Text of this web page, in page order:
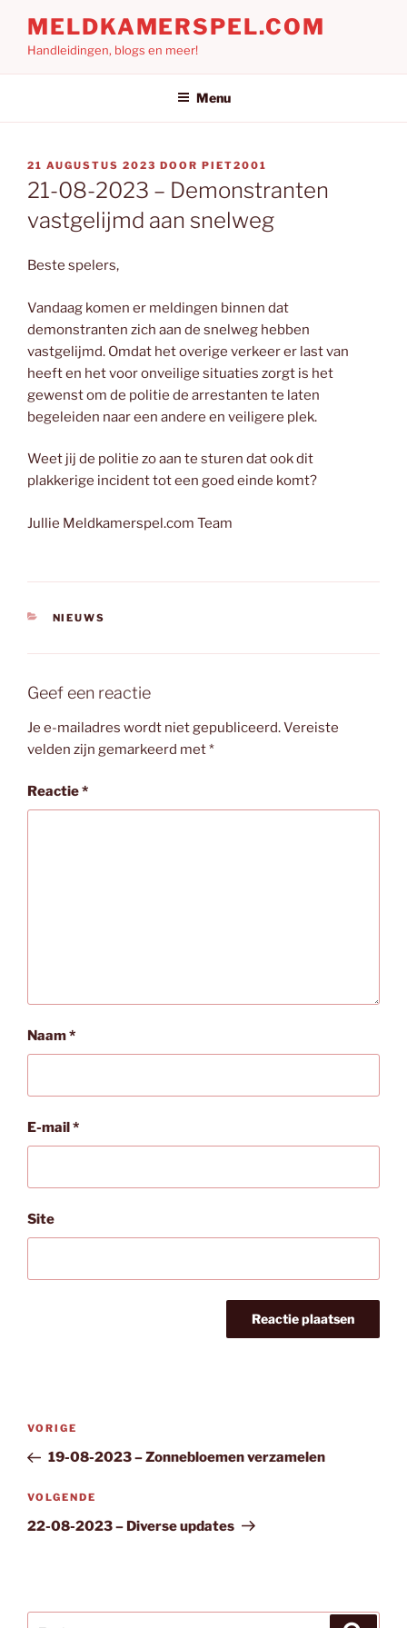
inhoud
MELDKAMERSPEL.COM
Handleidingen, blogs en meer!
Menu
GEPLAATST
OP
21 AUGUSTUS 2023 DOOR PIET2001
21-08-2023 – Demonstranten
vastgelijmd aan snelweg
Beste spelers,
Vandaag komen er meldingen binnen dat
demonstranten zich aan de snelweg hebben
vastgelijmd. Omdat het overige verkeer er last van
heeft en het voor onveilige situaties zorgt is het
gewenst om de politie de arrestanten te laten
begeleiden naar een andere en veiligere plek.
Weet jij de politie zo aan te sturen dat ook dit
plakkerige incident tot een goed einde komt?
Jullie Meldkamerspel.com Team
CATEGORIEËN
NIEUWS
Geef een reactie
Je e-mailadres wordt niet gepubliceerd.Vereiste
velden zijn gemarkeerd met*
Reactie*
Naam*
E-mail*
Site
Bericht
Vorig
bericht
VORIGE
19-08-2023 – Zonnebloemen verzamelen
Volgend
bericht
VOLGENDE
22-08-2023 – Diverse updates